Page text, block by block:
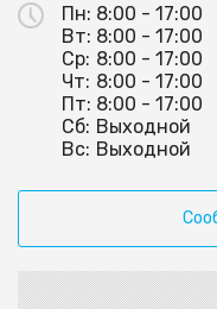
Пн: 8:00 - 17:00
Вт: 8:00 - 17:00
Ср: 8:00 - 17:00
Чт: 8:00 - 17:00
Пт: 8:00 - 17:00
Сб: Выходной
Вс: Выходной